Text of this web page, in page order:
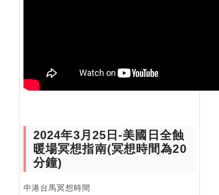
2024年3月25日-美國日全蝕
暖場冥想指南(冥想時間為20
分鐘)
中港台馬冥想時間